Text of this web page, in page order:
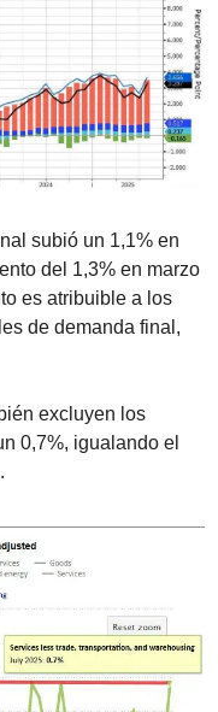
subió un 1,1% en
del 1,3% en marzo
es atribuible a los
de demanda final,
excluyen los
0,7%, igualando el